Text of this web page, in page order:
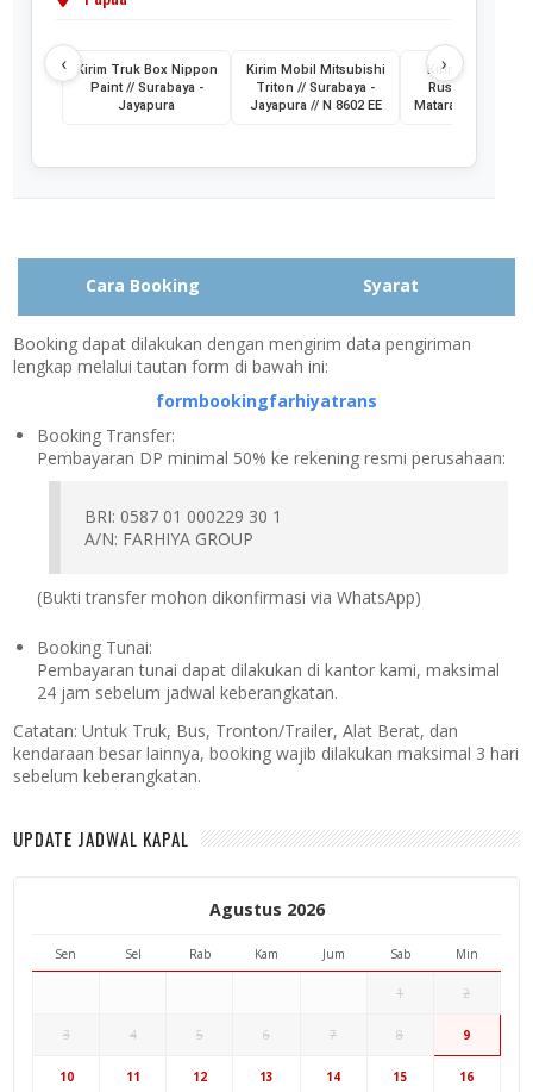
‹
Kirim Truk Box Nippon
Paint // Surabaya -
Jayapura
Kirim Mobil Mitsubishi
Triton // Surabaya -
Jayapura // N 8602 EE
Kirim Mobil
Rush //
Mataram // PA
›
Cara Booking Syarat
Booking dapat dilakukan dengan mengirim data pengiriman
lengkap melalui tautan form di bawah ini:
formbookingfarhiyatrans
Booking Transfer:
Pembayaran DP minimal 50% ke rekening resmi perusahaan:
BRI: 0587 01 000229 30 1
A/N: FARHIYA GROUP
(Bukti transfer mohon dikonfirmasi via WhatsApp)
Booking Tunai:
Pembayaran tunai dapat dilakukan di kantor kami, maksimal
24 jam sebelum jadwal keberangkatan.
Catatan: Untuk Truk, Bus, Tronton/Trailer, Alat Berat, dan
kendaraan besar lainnya, booking wajib dilakukan maksimal 3 hari
sebelum keberangkatan.
UPDATE JADWAL KAPAL
Agustus 2026
Sen Sel Rab Kam Jum Sab Min
1 2
3 4 5 6 7 8 9
10 11 12 13 14 15 16